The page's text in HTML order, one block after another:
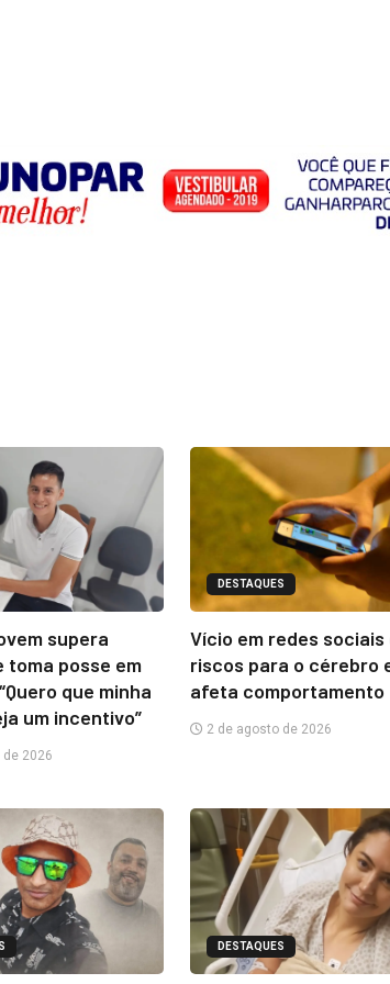
supera
toma posse em
que minha
um incentivo”
2026
DESTAQUES
Vício em redes sociais
riscos para o cérebro
afeta comportamento
2 de agosto de 2026
DESTAQUES